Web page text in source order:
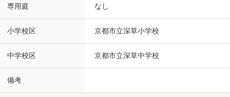
専用庭 なし
小学校区 京都市立深草小学校
中学校区 京都市立深草中学校
備考